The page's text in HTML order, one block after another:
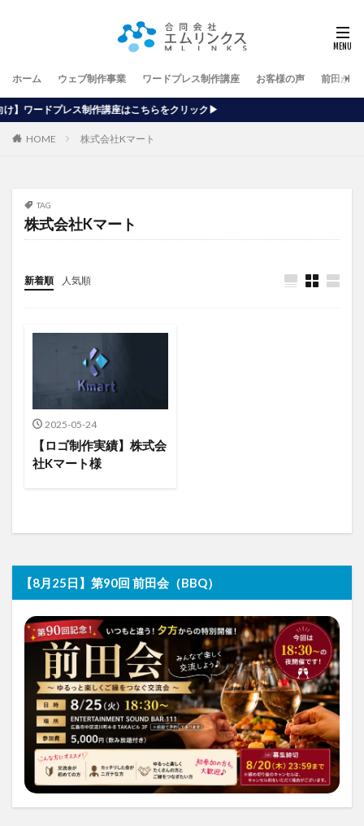
ホーム ウェブ制作事業 ワードプレス制作講座 お客様の声 前田が行
座はこちらをクリック▶
HOME 株式会社Kマート
TAG
株式会社Kマート
新着順 人気順
2025-05-24
【ロゴ制作実績】株式会
社Kマート様
【8月25日】第90回 前田会（BBQ）